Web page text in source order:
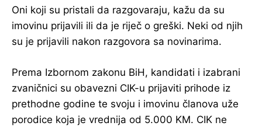
Oni koji su pristali da razgovaraju, kažu da su
imovinu prijavili ili da je riječ o greški. Neki od njih
su je prijavili nakon razgovora sa novinarima.
Prema Izbornom zakonu BiH, kandidati i izabrani
zvaničnici su obavezni CIK-u prijaviti prihode iz
prethodne godine te svoju i imovinu članova uže
porodice koja je vrednija od 5.000 KM. CIK ne